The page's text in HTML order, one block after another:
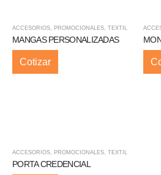
ACCESORIOS, PROMOCIONALES, TEXTIL
MANGAS PERSONALIZADAS
Cotizar
ACCESORIOS, PROMOCIONALES, TEXTIL
PORTA CREDENCIAL